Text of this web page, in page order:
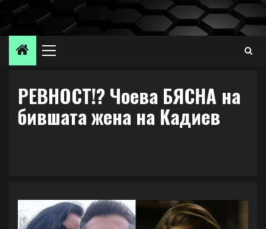
Skip
content
Primary
РЕВНОСТ!? Чоева БЯСНА на
бившата жена на Кадиев